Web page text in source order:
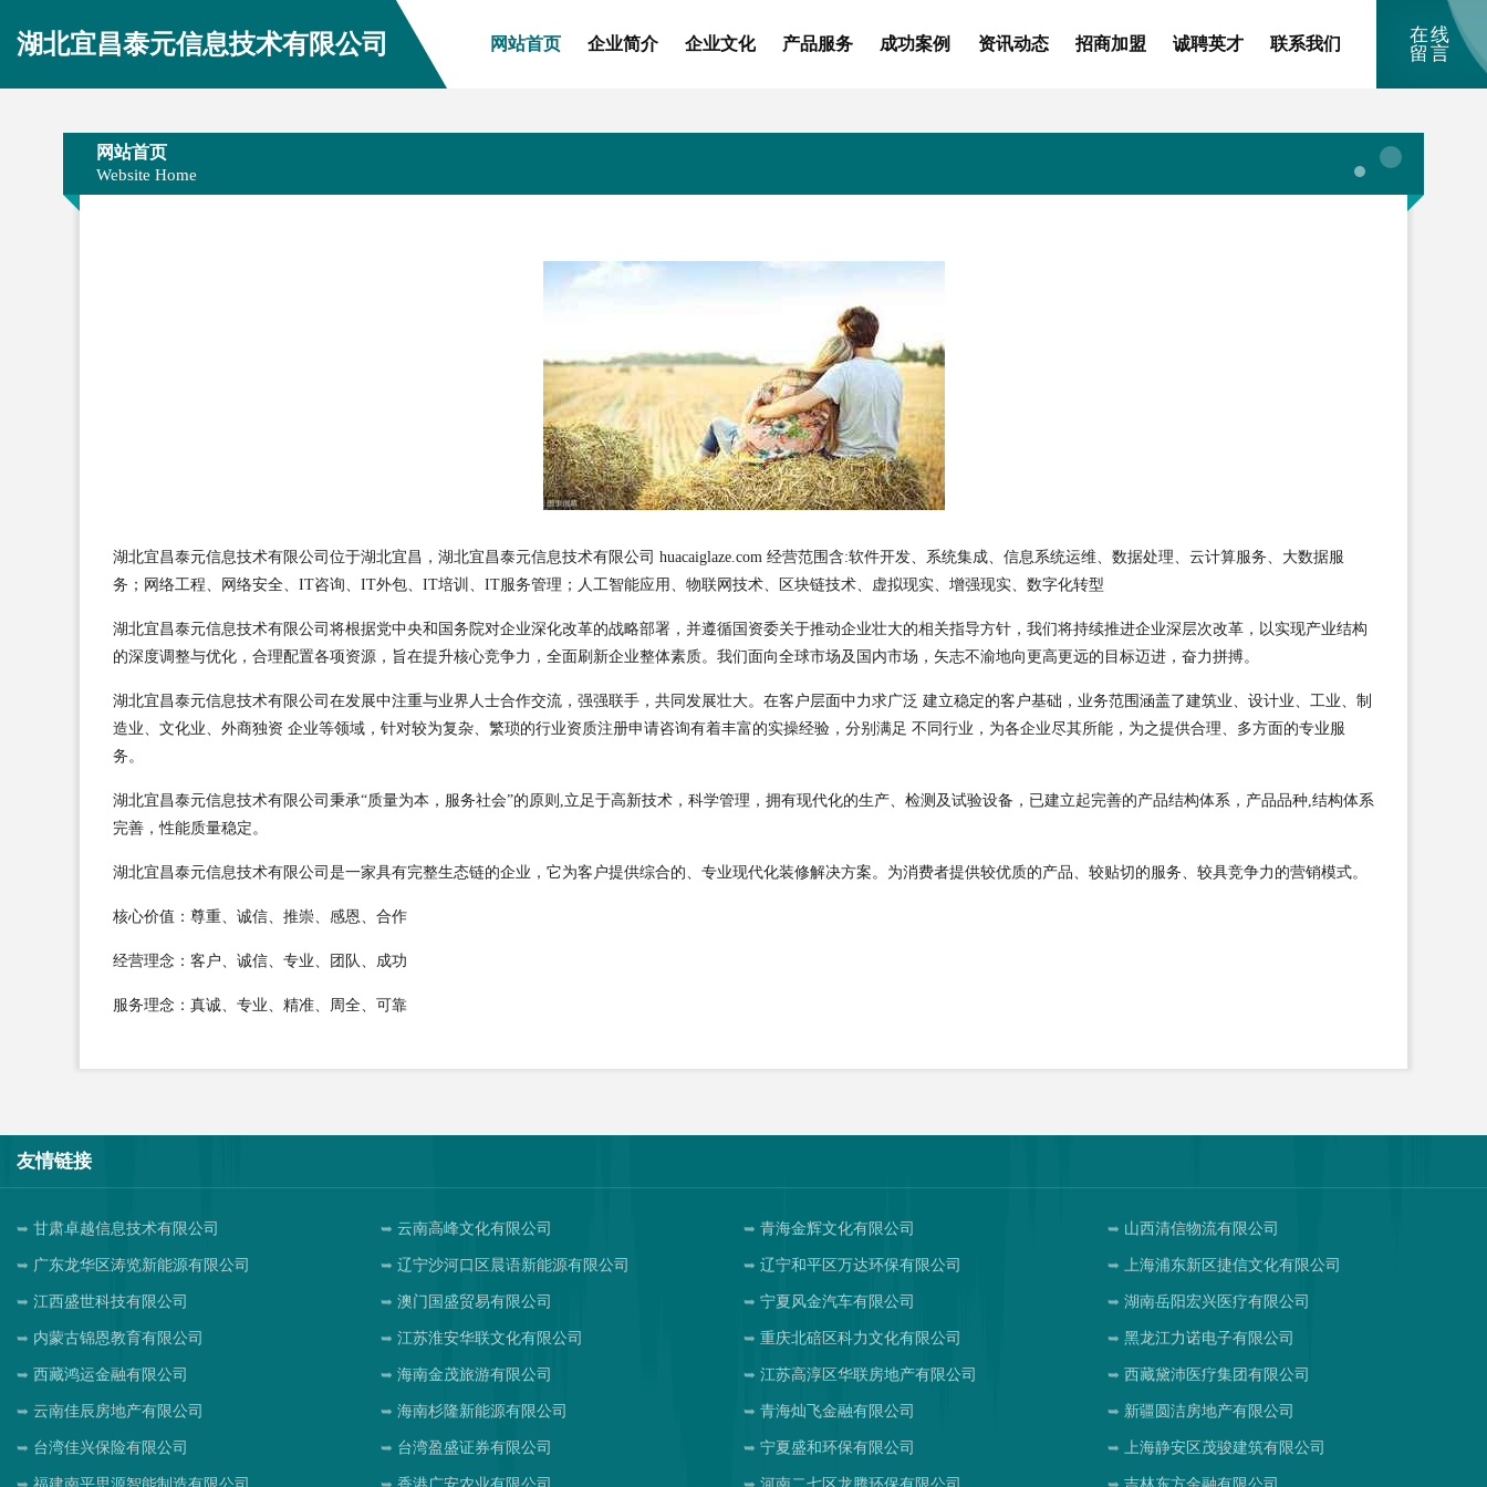
湖北宜昌泰元信息技术有限公司 网站首页 企业简介 企业文化 产品服务 成功案例 资讯动态 招商加盟 诚聘英才 联系我们
在线
留言
网站首页
Website Home
湖北宜昌泰元信息技术有限公司位于湖北宜昌，湖北宜昌泰元信息技术有限公司 huacaiglaze.com 经营范围含:软件开发、系统集成、信息系统运维、数据处理、云计算服务、大数据服
务；网络工程、网络安全、IT咨询、IT外包、IT培训、IT服务管理；人工智能应用、物联网技术、区块链技术、虚拟现实、增强现实、数字化转型
湖北宜昌泰元信息技术有限公司将根据党中央和国务院对企业深化改革的战略部署，并遵循国资委关于推动企业壮大的相关指导方针，我们将持续推进企业深层次改革，以实现产业结构
的深度调整与优化，合理配置各项资源，旨在提升核心竞争力，全面刷新企业整体素质。我们面向全球市场及国内市场，矢志不渝地向更高更远的目标迈进，奋力拼搏。
湖北宜昌泰元信息技术有限公司在发展中注重与业界人士合作交流，强强联手，共同发展壮大。在客户层面中力求广泛 建立稳定的客户基础，业务范围涵盖了建筑业、设计业、工业、制
造业、文化业、外商独资 企业等领域，针对较为复杂、繁琐的行业资质注册申请咨询有着丰富的实操经验，分别满足 不同行业，为各企业尽其所能，为之提供合理、多方面的专业服
务。
湖北宜昌泰元信息技术有限公司秉承“质量为本，服务社会”的原则,立足于高新技术，科学管理，拥有现代化的生产、检测及试验设备，已建立起完善的产品结构体系，产品品种,结构体系
完善，性能质量稳定。
湖北宜昌泰元信息技术有限公司是一家具有完整生态链的企业，它为客户提供综合的、专业现代化装修解决方案。为消费者提供较优质的产品、较贴切的服务、较具竞争力的营销模式。
核心价值：尊重、诚信、推崇、感恩、合作
经营理念：客户、诚信、专业、团队、成功
服务理念：真诚、专业、精准、周全、可靠
友情链接
甘肃卓越信息技术有限公司 云南高峰文化有限公司 青海金辉文化有限公司 山西清信物流有限公司
广东龙华区涛览新能源有限公司 辽宁沙河口区晨语新能源有限公司 辽宁和平区万达环保有限公司 上海浦东新区捷信文化有限公司
江西盛世科技有限公司 澳门国盛贸易有限公司 宁夏风金汽车有限公司 湖南岳阳宏兴医疗有限公司
内蒙古锦恩教育有限公司 江苏淮安华联文化有限公司 重庆北碚区科力文化有限公司 黑龙江力诺电子有限公司
西藏鸿运金融有限公司 海南金茂旅游有限公司 江苏高淳区华联房地产有限公司 西藏黛沛医疗集团有限公司
云南佳辰房地产有限公司 海南杉隆新能源有限公司 青海灿飞金融有限公司 新疆圆洁房地产有限公司
台湾佳兴保险有限公司 台湾盈盛证券有限公司 宁夏盛和环保有限公司 上海静安区茂骏建筑有限公司